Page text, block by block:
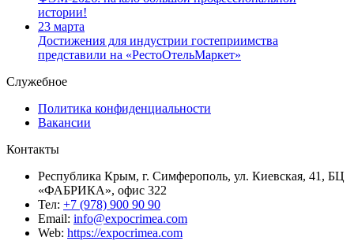
истории!
23 марта
Достижения для индустрии гостеприимства
представили на «РестоОтельМаркет»
Служебное
Политика конфиденциальности
Вакансии
Контакты
Республика Крым, г. Симферополь, ул. Киевская, 41, БЦ
«ФАБРИКА», офис 322
Тел: +7 (978) 900 90 90
Email: info@expocrimea.com
Web: https://expocrimea.com